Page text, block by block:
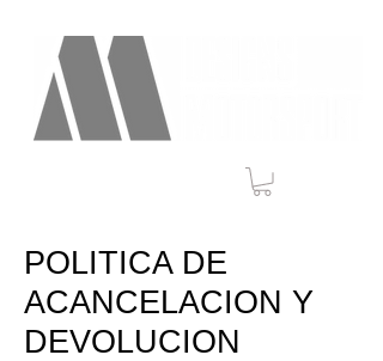
POLITICA DE
ACANCELACION Y
DEVOLUCION